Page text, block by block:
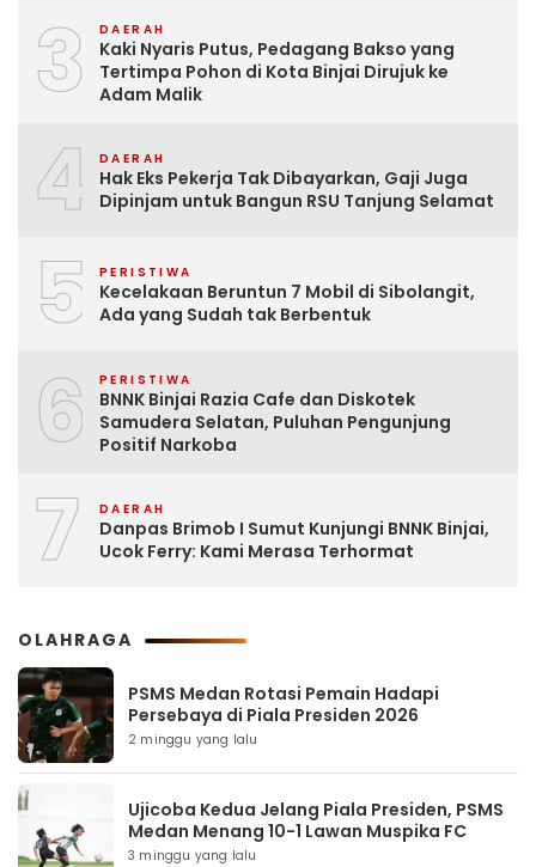
3 DAERAH
Kaki Nyaris Putus, Pedagang Bakso yang
Tertimpa Pohon di Kota Binjai Dirujuk ke
Adam Malik
4 DAERAH
Hak Eks Pekerja Tak Dibayarkan, Gaji Juga
Dipinjam untuk Bangun RSU Tanjung Selamat
5 PERISTIWA
Kecelakaan Beruntun 7 Mobil di Sibolangit,
Ada yang Sudah tak Berbentuk
6 PERISTIWA
BNNK Binjai Razia Cafe dan Diskotek
Samudera Selatan, Puluhan Pengunjung
Positif Narkoba
7 DAERAH
Danpas Brimob I Sumut Kunjungi BNNK Binjai,
Ucok Ferry: Kami Merasa Terhormat
OLAHRAGA
PSMS Medan Rotasi Pemain Hadapi
Persebaya di Piala Presiden 2026
2 minggu yang lalu
Ujicoba Kedua Jelang Piala Presiden, PSMS
Medan Menang 10-1 Lawan Muspika FC
3 minggu yang lalu